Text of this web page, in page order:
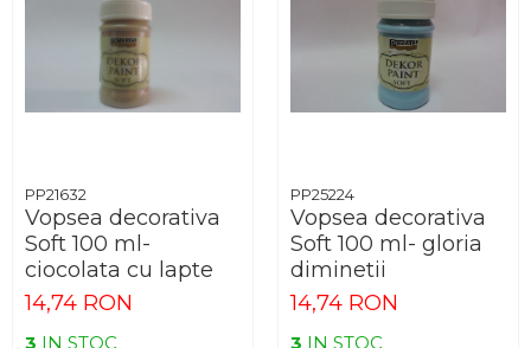
PP21632
Vopsea decorativa
Soft 100 ml-
ciocolata cu lapte
14,74 RON
3 IN STOC
PP25224
Vopsea decorativa
Soft 100 ml- gloria
diminetii
14,74 RON
3 IN STOC